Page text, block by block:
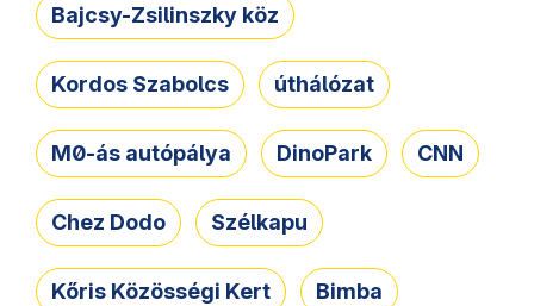
Bajcsy-Zsilinszky köz
Kordos Szabolcs úthálózat
M0-ás autópálya DinoPark CNN
Chez Dodo Szélkapu
Kőris Közösségi Kert Bimba